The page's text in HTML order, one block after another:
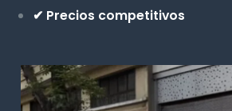
✔ Precios competitivos